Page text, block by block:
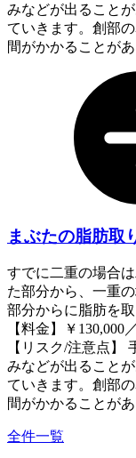
みなどが出ること
ていきます。創部
間がかかることがあ
まぶたの脂肪取
すでに二重の場合
た部分から、一重
部分からに脂肪を取
【料金】￥
【リスク/注意点】
みなどが出ること
ていきます。創部
間がかかることがあ
全件一覧